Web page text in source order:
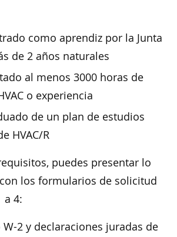
como aprendiz por la Junta
de 2 años naturales
al menos 3000 horas de
o experiencia
de un plan de estudios
HVAC/R
puedes presentar lo
los formularios de solicitud
a 4:
2 y declaraciones juradas de